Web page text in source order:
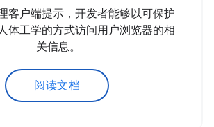
客户端提示，开发者能够以可保护
体工学的方式访问用户浏览器的相
关信息。
阅读文档